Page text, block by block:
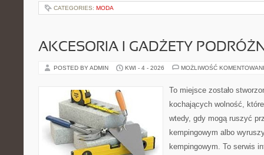
CATEGORIES: MODA
AKCESORIA I GADŻETY
POSTED BY ADMIN KWI - 4 - 2026 MOŻLIWOŚĆ
To miejsce zostało
kochających wolność,
wtedy, gdy mogą ruszyć
kempingowym albo
kempingowym. To serwis